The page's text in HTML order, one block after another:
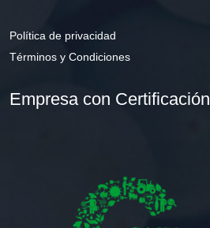
Política de privacidad
Términos y Condiciones
Empresa con Certificación